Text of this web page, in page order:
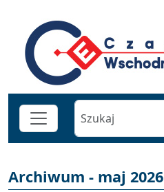
Archiwum - maj 2026